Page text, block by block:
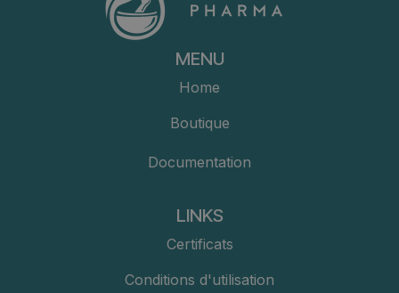
MENU
Home
Boutique
Documentation
LINKS
Certificats
Conditions d'utilisation